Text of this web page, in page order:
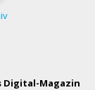
Digital-Magazin